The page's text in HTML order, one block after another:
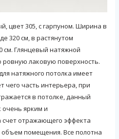
цвет 305, с гарпуном. Ширина в
320 см, в растянутом
см. Глянцевый натяжной
ровную лаковую поверхность.
натяжного потолка имеет
чего часть интерьера, при
в потолке, данный
очень ярким и
отражающего эффекта
помещения. Все полотна